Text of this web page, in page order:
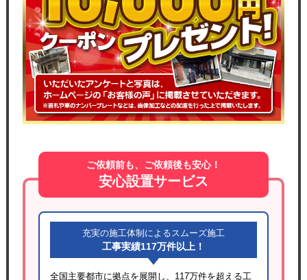
ご依頼前も、ご依頼後も安心！
安心設置サービス
充実の施工体制によるスムーズ施工
工事実績117万件以上！
全国主要都市に拠点を展開し、117万件を超える工